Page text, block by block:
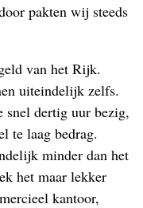
pakten wij steeds
van het Rijk.
uiteindelijk zelfs.
snel dertig uur bezig,
te laag bedrag.
minder dan het
het maar lekker
kantoor,